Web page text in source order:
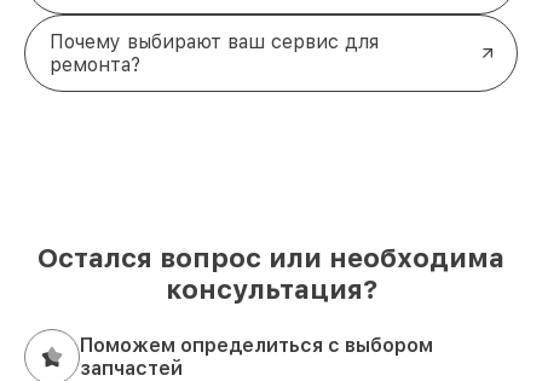
Почему выбирают ваш сервис для
ремонта?
Остался вопрос или необходима
консультация?
Поможем определиться с выбором
запчастей